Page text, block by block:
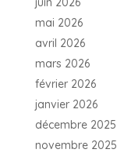
mai 2026
avril 2026
mars 2026
février 2026
janvier 2026
décembre 2025
novembre 2025